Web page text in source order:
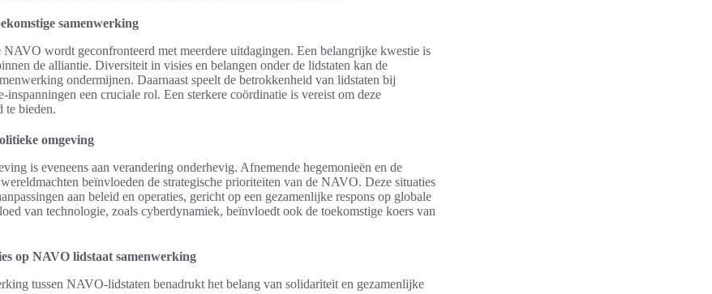
samenwerking
NAVO wordt geconfronteerd met meerdere uitdagingen. Een belangrijke kwestie is
de alliantie. Diversiteit in visies en belangen onder de lidstaten kan de
ondermijnen. Daarnaast speelt de betrokkenheid van lidstaten bij
inspanningen een cruciale rol. Een sterkere coördinatie is vereist om deze
te bieden.
omgeving
is eveneens aan verandering onderhevig. Afnemende hegemonieën en de
beïnvloeden de strategische prioriteiten van de NAVO. Deze situaties
aan beleid en operaties, gericht op een gezamenlijke respons op globale
van technologie, zoals cyberdynamiek, beïnvloedt ook de toekomstige koers van
op NAVO lidstaat samenwerking
tussen NAVO-lidstaten benadrukt het belang van solidariteit en gezamenlijke